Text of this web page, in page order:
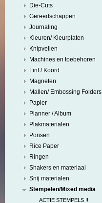
Die-Cuts
Gereedschappen
Journaling
Kleuren/ Kleurplaten
Knipvellen
Machines en toebehoren
Lint / Koord
Magneten
Mallen/ Embossing Folders
Papier
Planner / Album
Plakmaterialen
Ponsen
Rice Paper
Ringen
Shakers en materiaal
Snij materialen
Stempelen/Mixed media
ACTIE STEMPELS !!